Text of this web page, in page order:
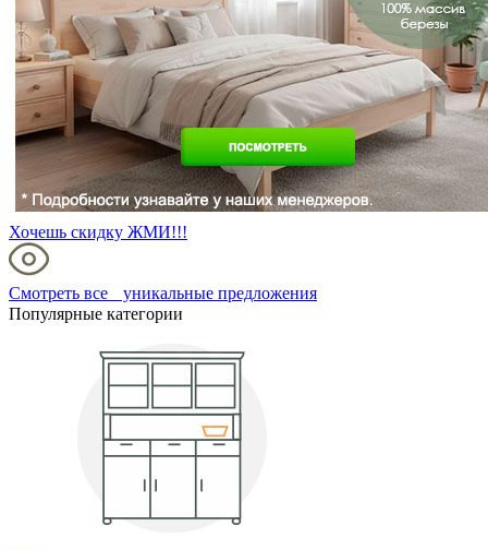
Хочешь скидку ЖМИ!!!
Смотреть все уникальные предложения
Популярные категории